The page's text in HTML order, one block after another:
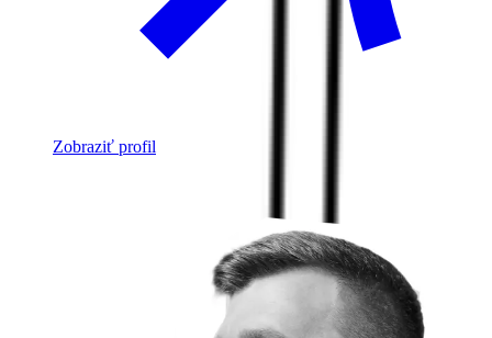
Zobraziť profil